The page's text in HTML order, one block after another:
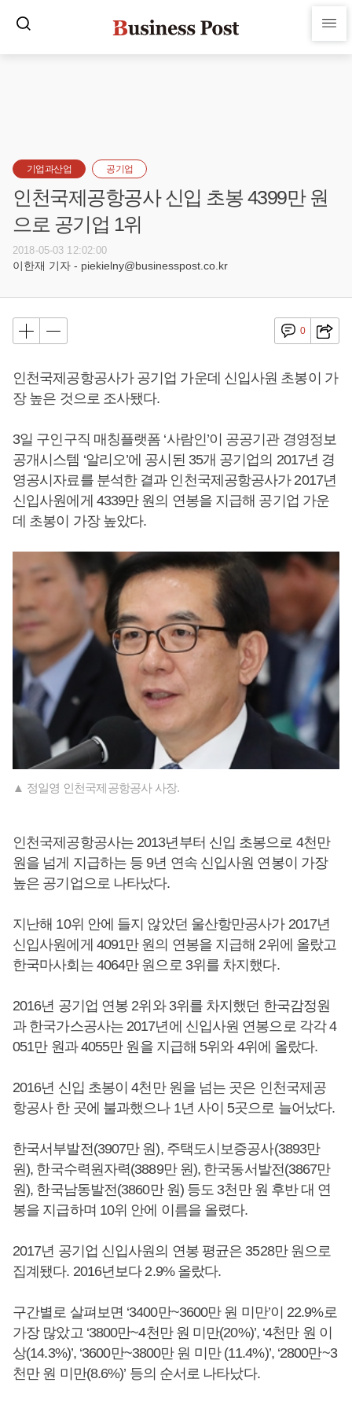
기업과산업 공기업
인천국제공항공사 신입 초봉 4399만 원
으로 공기업 1위
2018-05-03 12:02:00
이한재 기자 - piekielny@businesspost.co.kr
0
인천국제공항공사가 공기업 가운데 신입사원 초봉이 가
장 높은 것으로 조사됐다.
3일 구인구직 매칭플랫폼 ‘사람인’이 공공기관 경영정보
공개시스템 ‘알리오’에 공시된 35개 공기업의 2017년 경
영공시자료를 분석한 결과 인천국제공항공사가 2017년
신입사원에게 4339만 원의 연봉을 지급해 공기업 가운
데 초봉이 가장 높았다.
▲ 정일영 인천국제공항공사 사장.
인천국제공항공사는 2013년부터 신입 초봉으로 4천만
원을 넘게 지급하는 등 9년 연속 신입사원 연봉이 가장
높은 공기업으로 나타났다.
지난해 10위 안에 들지 않았던 울산항만공사가 2017년
신입사원에게 4091만 원의 연봉을 지급해 2위에 올랐고
한국마사회는 4064만 원으로 3위를 차지했다.
2016년 공기업 연봉 2위와 3위를 차지했던 한국감정원
과 한국가스공사는 2017년에 신입사원 연봉으로 각각 4
051만 원과 4055만 원을 지급해 5위와 4위에 올랐다.
2016년 신입 초봉이 4천만 원을 넘는 곳은 인천국제공
항공사 한 곳에 불과했으나 1년 사이 5곳으로 늘어났다.
한국서부발전(3907만 원), 주택도시보증공사(3893만
원), 한국수력원자력(3889만 원), 한국동서발전(3867만
원), 한국남동발전(3860만 원) 등도 3천만 원 후반 대 연
봉을 지급하며 10위 안에 이름을 올렸다.
2017년 공기업 신입사원의 연봉 평균은 3528만 원으로
집계됐다. 2016년보다 2.9% 올랐다.
구간별로 살펴보면 ‘3400만~3600만 원 미만’이 22.9%로
가장 많았고 ‘3800만~4천만 원 미만(20%)’, ‘4천만 원 이
상(14.3%)’, ‘3600만~3800만 원 미만 (11.4%)’, ‘2800만~3
천만 원 미만(8.6%)’ 등의 순서로 나타났다.